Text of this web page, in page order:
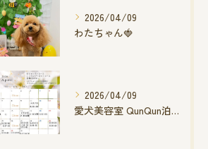
2026/04/09
わたちゃん🍓
2026/04/09
愛犬美容室 QunQun泊店 4月空き状況です